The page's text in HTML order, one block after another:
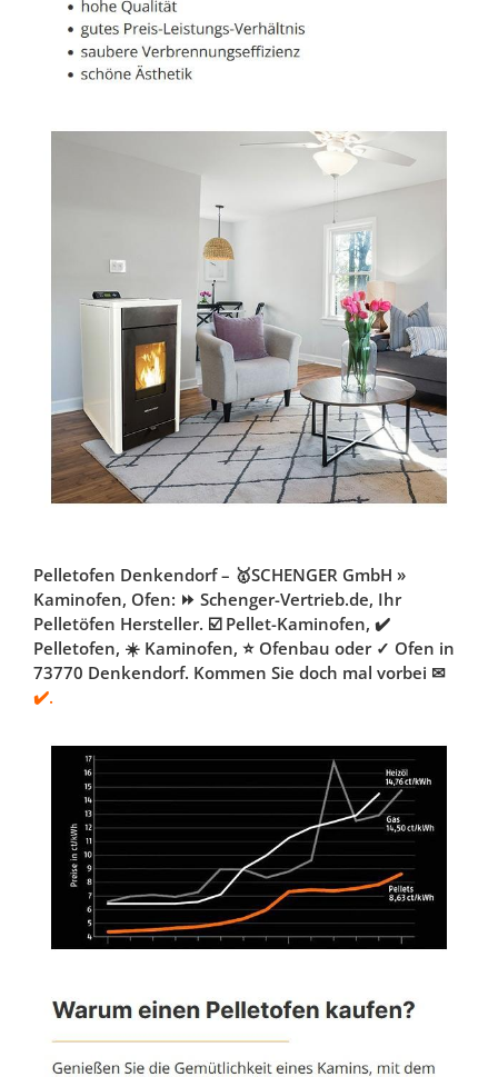
Pelletofen Denkendorf – 🥇SCHENGER GmbH »
Kaminofen, Ofen: ⏩ Schenger-Vertrieb.de, Ihr
Pelletöfen Hersteller. ☑️ Pellet-Kaminofen, ✔️
Pelletofen, ☀️ Kaminofen, ⭐ Ofenbau oder ✓ Ofen in
73770 Denkendorf. Kommen Sie doch mal vorbei ✉
✔️.